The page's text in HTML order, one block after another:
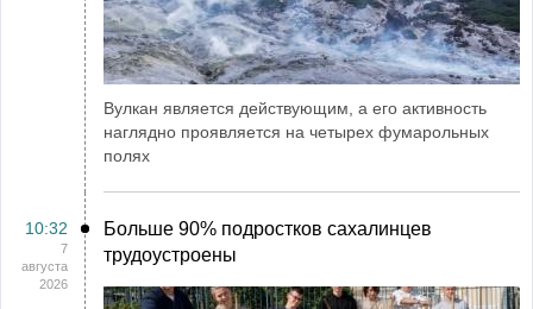
Вулкан является действующим, а его активность
наглядно проявляется на четырех фумарольных
полях
10:32
7
августа
2026
Больше 90% подростков сахалинцев
трудоустроены